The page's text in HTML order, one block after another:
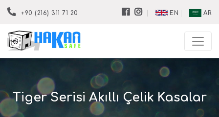
+90 (216) 311 71 20 EN AR
Tiger Serisi Akıllı Çelik Kasalar